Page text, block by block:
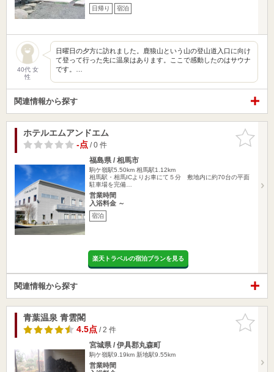
日帰り 宿泊
40代 女
性
日曜日の夕方に訪れました。鹿狼山という山の登山道入口に向け
て登って行った先に温泉はあります。ここで感動したのはサウナ
です。…
関連情報から探す
お気に入
りに追加
ホテルエムアンドエム
-点/ 0 件
福島県 / 相馬市
駒ケ嶺駅5.50km 相馬駅1.12km
相馬駅・相馬ICよりお車にて５分 敷地内に約70台の平面
駐車場を完備…
営業時間
入浴料金 ～
宿泊
楽天トラベルの宿泊プランを見る
関連情報から探す
お気に入
りに追加
青葉温泉 青雲閣
4.5点/ 2 件
宮城県 / 伊具郡丸森町
駒ケ嶺駅9.19km 新地駅9.55km
営業時間